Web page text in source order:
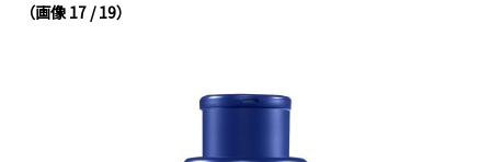
（画像 17 / 19）